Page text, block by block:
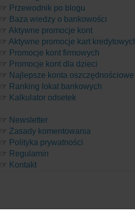
☞ Przewodnik po blogu
☞ Baza wiedzy o bankowości
☞ Aktywne promocje kont
☞ Aktywne promocje kart
☞ Promocje kont firmowych
☞ Promocje kont dla dzieci
☞ Najlepsze konta oszczędnościowe
☞ Ranking lokat bankowych
☞ Kalkulator odsetek
☞ Newsletter
☞ Zasady komentowania
☞ Polityka prywatności
☞ Regulamin
☞ Kontakt